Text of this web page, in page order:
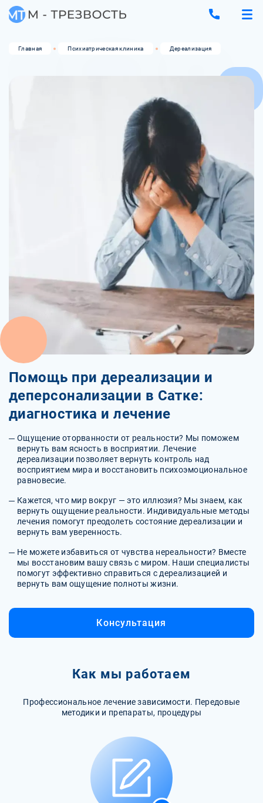
Главная Психиатрическая клиника Дереализация
Помощь при дереализации и
деперсонализации в Сатке:
диагностика и лечение
Ощущение оторванности от реальности? Мы поможем
вернуть вам ясность в восприятии. Лечение
дереализации позволяет вернуть контроль над
восприятием мира и восстановить психоэмоциональное
равновесие.
Кажется, что мир вокруг — это иллюзия? Мы знаем, как
вернуть ощущение реальности. Индивидуальные методы
лечения помогут преодолеть состояние дереализации и
вернуть вам уверенность.
Не можете избавиться от чувства нереальности? Вместе
мы восстановим вашу связь с миром. Наши специалисты
помогут эффективно справиться с дереализацией и
вернуть вам ощущение полноты жизни.
Консультация
Как мы работаем
Профессиональное лечение зависимости. Передовые
методики и препараты, процедуры